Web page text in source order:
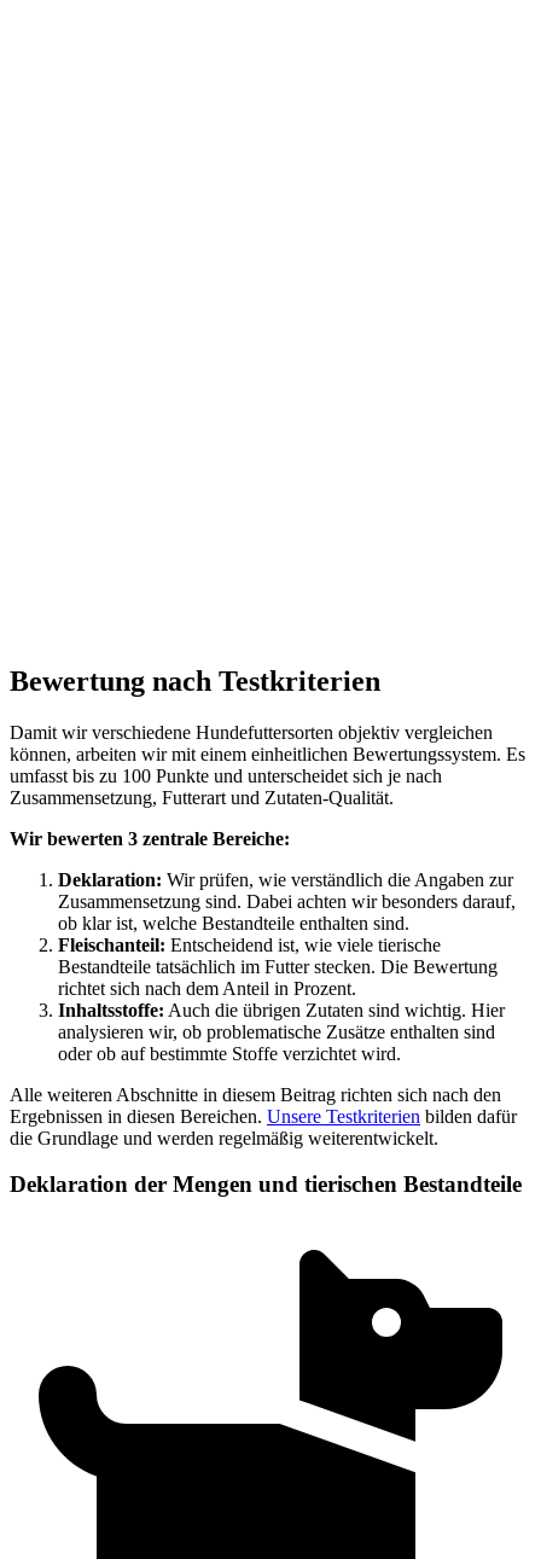
Bewertung nach Testkriterien
Damit wir verschiedene Hundefuttersorten objektiv vergleichen
können, arbeiten wir mit einem einheitlichen Bewertungssystem. Es
umfasst bis zu 100 Punkte und unterscheidet sich je nach
Zusammensetzung, Futterart und Zutaten-Qualität.
Wir bewerten 3 zentrale Bereiche:
Deklaration: Wir prüfen, wie verständlich die Angaben zur
Zusammensetzung sind. Dabei achten wir besonders darauf,
ob klar ist, welche Bestandteile enthalten sind.
Fleischanteil: Entscheidend ist, wie viele tierische
Bestandteile tatsächlich im Futter stecken. Die Bewertung
richtet sich nach dem Anteil in Prozent.
Inhaltsstoffe: Auch die übrigen Zutaten sind wichtig. Hier
analysieren wir, ob problematische Zusätze enthalten sind
oder ob auf bestimmte Stoffe verzichtet wird.
Alle weiteren Abschnitte in diesem Beitrag richten sich nach den
Ergebnissen in diesen Bereichen. Unsere Testkriterien bilden dafür
die Grundlage und werden regelmäßig weiterentwickelt.
Deklaration der Mengen und tierischen Bestandteile